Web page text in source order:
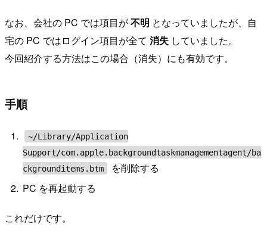
なお、会社の PC では項目が不明 となっていましたが、自
宅の PC ではログイン項目が全て 消失 していました。
今回紹介する方法はこの場合（消失）にも有効です。
手順
~/Library/Application
Support/com.apple.backgroundtaskmanagementagent/ba
ckgrounditems.btm
を削除する
PC を再起動する
これだけです。